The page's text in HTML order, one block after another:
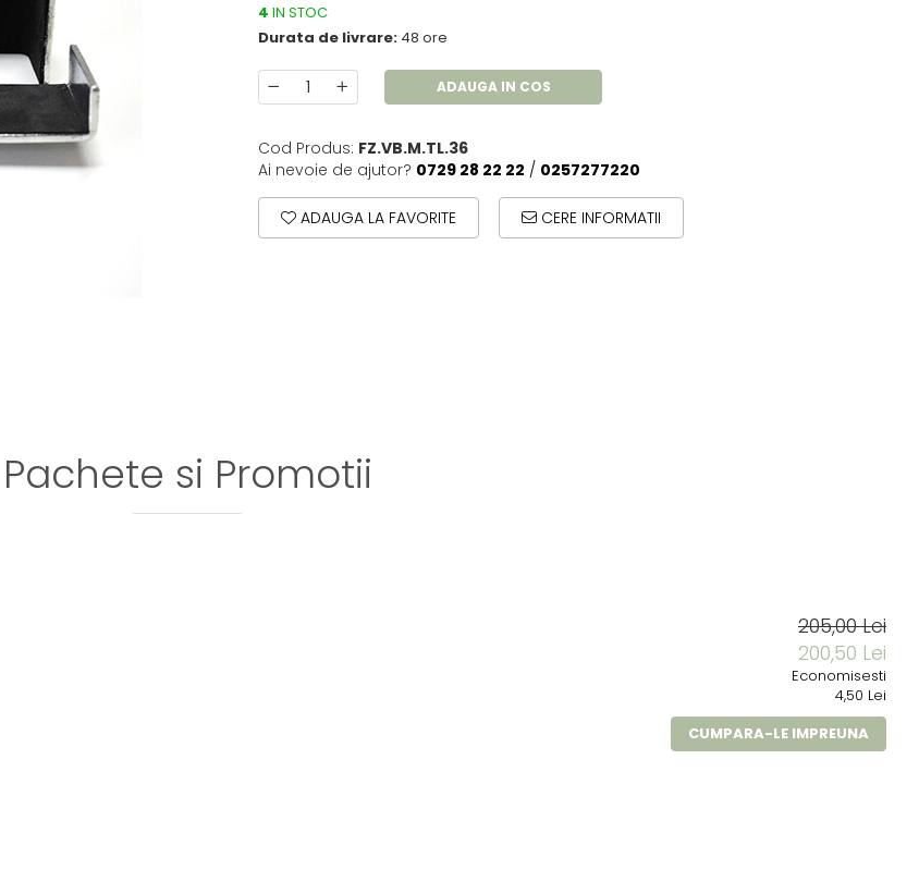
4 IN STOC
Durata de livrare: 48 ore
ADAUGA IN COS
Cod Produs: FZ.VB.M.TL.36
Ai nevoie de ajutor? 0729 28 22 22 / 0257277220
ADAUGA LA FAVORITE CERE INFORMATII
Pachete si Promotii
205,00 Lei
200,50 Lei
Economisesti
4,50 Lei
CUMPARA-LE IMPREUNA